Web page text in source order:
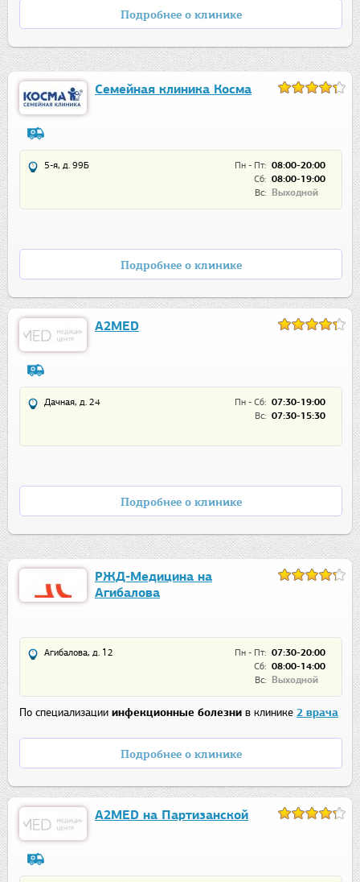
Подробнее о клинике
Семейная клиника Косма
Пн - Пт: 08:00-20:00
Сб: 08:00-19:00
Вс:
Выходной
5-я, д. 99Б
Подробнее о клинике
А2МЕD
Пн - Сб: 07:30-19:00
Вс: 07:30-15:30
Дачная, д. 24
Подробнее о клинике
РЖД-Медицина на
Агибалова
Пн - Пт: 07:30-20:00
Сб: 08:00-14:00
Вс:
Выходной
Агибалова, д. 12
По специализации инфекционные болезни в клинике 2 врача
Подробнее о клинике
А2МЕD на Партизанской